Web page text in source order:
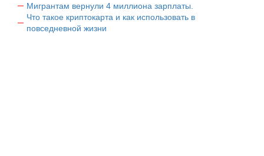
Мигрантам вернули 4 миллиона зарплаты.
Что такое криптокарта и как использовать в
повседневной жизни